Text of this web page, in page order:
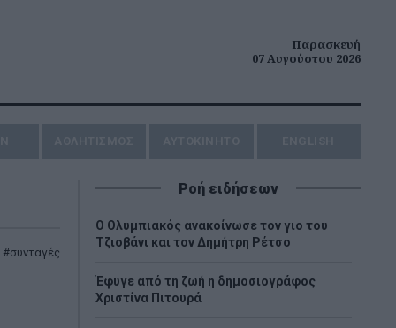
Παρασκευή
07 Αυγούστου 2026
συνταγές
Ροή ειδήσεων
O Ολυμπιακός ανακοίνωσε τον γιο του
Τζιοβάνι και τον Δημήτρη Ρέτσο
Έφυγε από τη ζωή η δημοσιογράφος
Χριστίνα Πιτουρά